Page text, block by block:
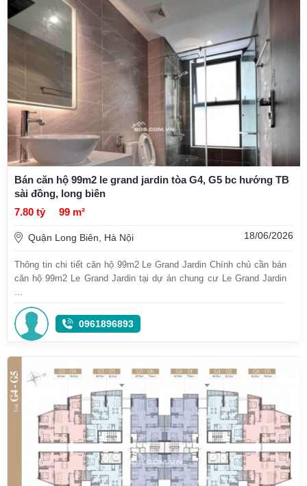
Bán căn hộ 99m2 le grand jardin tòa G4, G5 bc hướng TB
sài đồng, long biên
7.80 tỷ
99 m²
Quận Long Biên, Hà Nội 18/06/2026
Thông tin chi tiết căn hộ 99m2 Le Grand Jardin Chính chủ cần bán
căn hộ 99m2 Le Grand Jardin tại dự án chung cư Le Grand Jardin
...
0961896893